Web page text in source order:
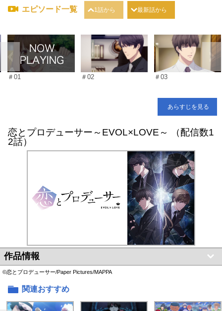
エピソード一覧 1話から 最新話から
＃01 ＃02 ＃03
あらすじを見る
恋とプロデューサー～EVOL×LOVE～ （配信数1
2話）
作品情報
©恋とプロデューサー/Paper Pictures/MAPPA
関連おすすめ